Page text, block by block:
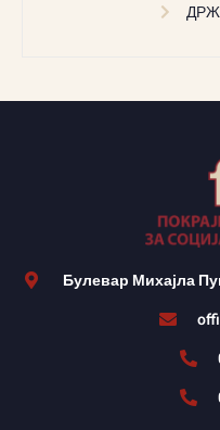
Булевар Михајла